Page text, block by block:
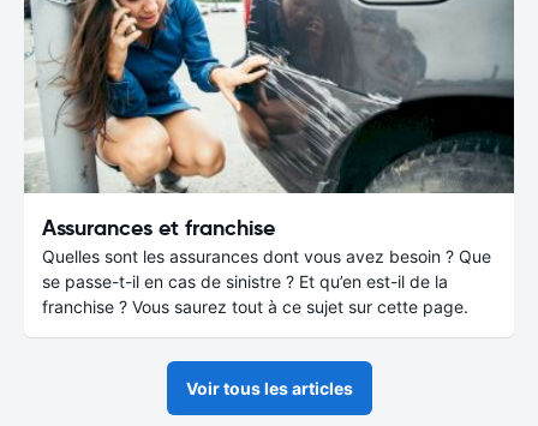
Assurances et franchise
Quelles sont les assurances dont vous avez besoin ? Que
se passe-t-il en cas de sinistre ? Et qu’en est-il de la
franchise ? Vous saurez tout à ce sujet sur cette page.
Voir tous les articles